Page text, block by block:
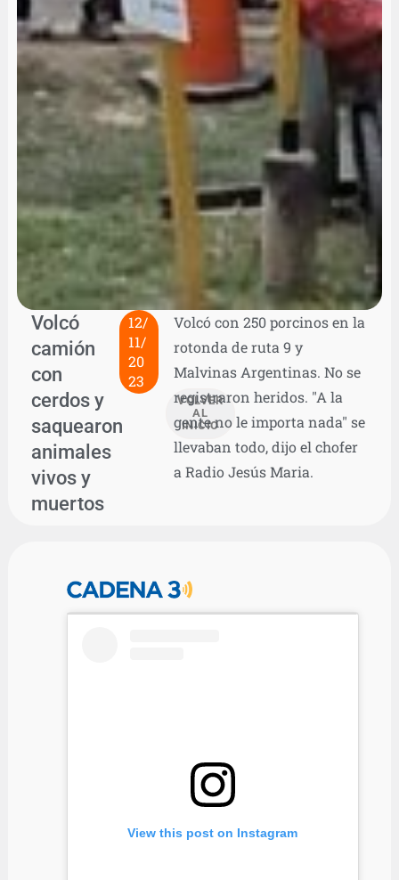
Volcó
camión
con
cerdos y
saquearon
animales
vivos y
muertos
12/
11/
20
23
VOLVER
AL
INICIO
Volcó con 250 porcinos en la
rotonda de ruta 9 y
Malvinas Argentinas. No se
registraron heridos. "A la
gente no le importa nada" se
llevaban todo, dijo el chofer
a Radio Jesús Maria.
View this post on Instagram